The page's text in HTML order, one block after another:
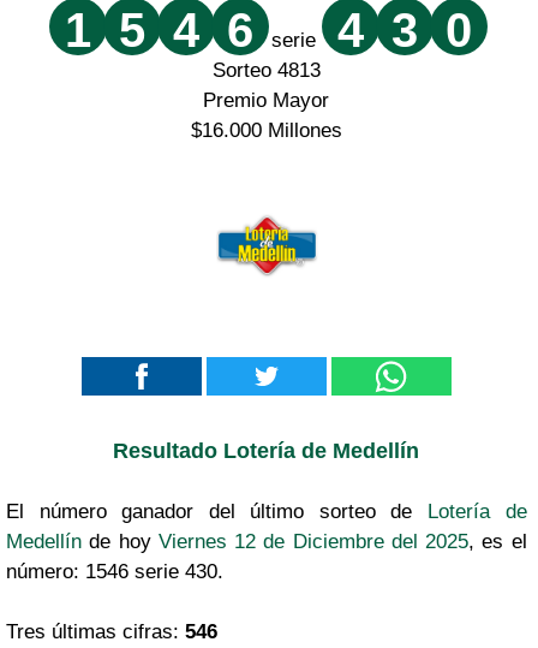
1 5 4 6 serie 4 3 0
Sorteo 4813
Premio Mayor
$16.000 Millones
Resultado Lotería de Medellín
El número ganador del último sorteo de Lotería de
Medellín de hoy Viernes 12 de Diciembre del 2025, es el
número: 1546 serie 430.
Tres últimas cifras: 546